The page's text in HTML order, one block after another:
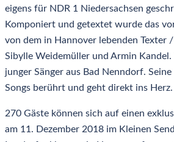
eigens für NDR 1 Niedersachsen
Komponiert und getextet wurde das
von dem in Hannover lebenden Texter
Sibylle Weidemüller und Armin
junger Sänger aus Bad Nenndorf.
Songs berührt und geht direkt ins Herz.
270 Gäste können sich auf einen
am 11. Dezember 2018 im Kleinen